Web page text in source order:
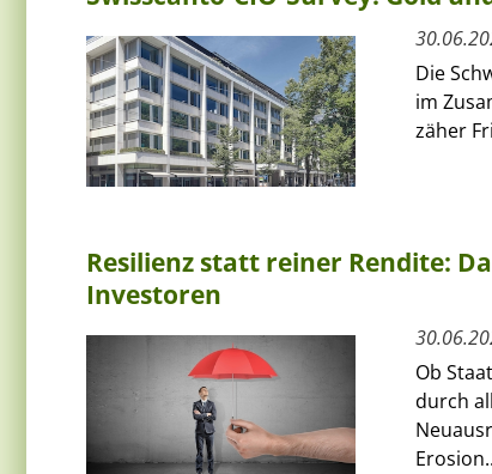
Die
im
zäher
Resilienz statt reiner Rendite:
Investoren
Ob
durch